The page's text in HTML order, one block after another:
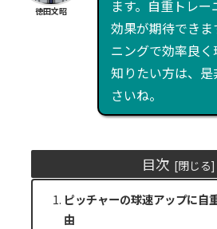
徳田文昭
ます。自重トレ
効果が期待でき
ニングで効率良
知りたい方は、
さいね。
目次
ピッチャーの球速アップに自
由